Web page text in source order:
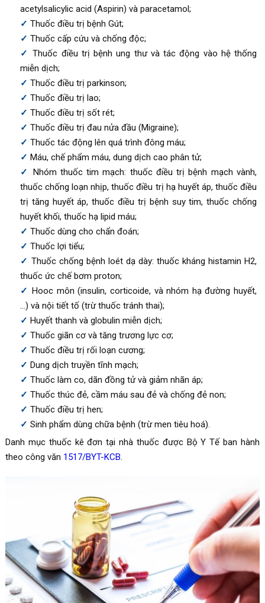
acetylsalicylic acid (Aspirin) và paracetamol;
Thuốc điều trị bệnh Gút;
Thuốc cấp cứu và chống độc;
Thuốc điều trị bệnh ung thư và tác động vào hệ thống
miễn dịch;
Thuốc điều trị parkinson;
Thuốc điều trị lao;
Thuốc điều trị sốt rét;
Thuốc điều trị đau nửa đầu (Migraine);
Thuốc tác động lên quá trình đông máu;
Máu, chế phẩm máu, dung dịch cao phân tử;
Nhóm thuốc tim mạch: thuốc điều trị bệnh mạch vành,
thuốc chống loạn nhịp, thuốc điều trị hạ huyết áp, thuốc điều
trị tăng huyết áp, thuốc điều trị bệnh suy tim, thuốc chống
huyết khối, thuốc hạ lipid máu;
Thuốc dùng cho chẩn đoán;
Thuốc lợi tiểu;
Thuốc chống bệnh loét dạ dày: thuốc kháng histamin H2,
thuốc ức chế bơm proton;
Hooc môn (insulin, corticoide, và nhóm hạ đường huyết,
…) và nội tiết tố (trừ thuốc tránh thai);
Huyết thanh và globulin miễn dịch;
Thuốc giãn cơ và tăng trương lực cơ;
Thuốc điều trị rối loạn cương;
Dung dịch truyền tĩnh mạch;
Thuốc làm co, dãn đồng tử và giảm nhãn áp;
Thuốc thúc đẻ, cầm máu sau đẻ và chống đẻ non;
Thuốc điều trị hen;
Sinh phẩm dùng chữa bệnh (trừ men tiêu hoá).
Danh mục thuốc kê đơn tại nhà thuốc được Bộ Y Tế ban hành
theo công văn 1517/BYT-KCB.